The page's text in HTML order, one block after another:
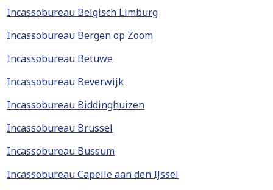
Incassobureau Belgisch Limburg
Incassobureau Bergen op Zoom
Incassobureau Betuwe
Incassobureau Beverwijk
Incassobureau Biddinghuizen
Incassobureau Brussel
Incassobureau Bussum
Incassobureau Capelle aan den IJssel